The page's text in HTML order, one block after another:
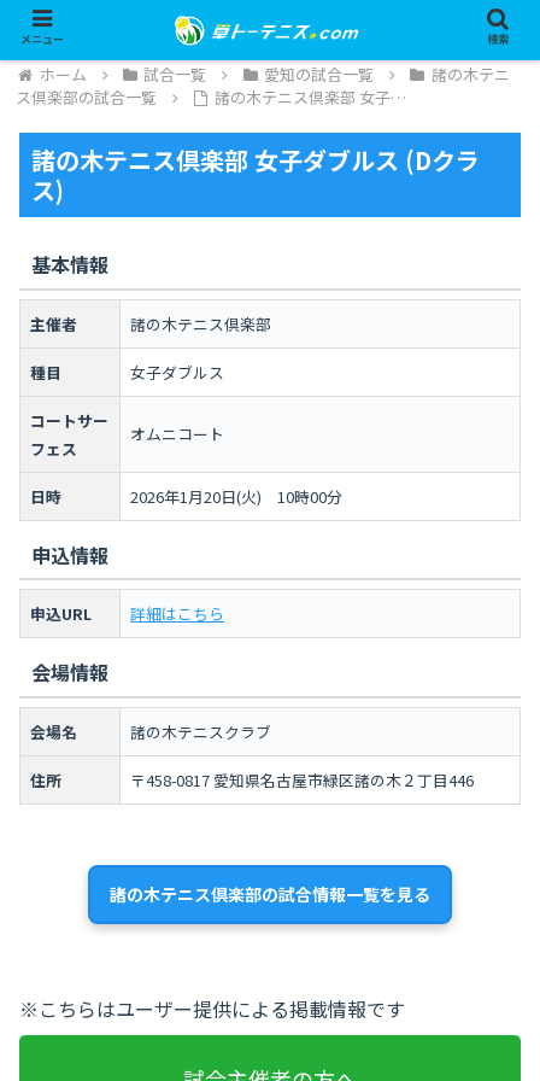
ホーム 試合一覧 愛知の試合一覧
諸の木テニ
ス倶楽部の試合一覧
諸の木テニス倶楽部 女子…
諸の木テニス倶楽部 女子ダブルス (Dクラ
ス)
基本情報
主催者 諸の木テニス倶楽部
種目 女子ダブルス
コートサー
フェス
オムニコート
日時 2026年1月20日(火) 10時00分
申込情報
申込URL 詳細はこちら
会場情報
会場名 諸の木テニスクラブ
住所 〒458-0817 愛知県名古屋市緑区諸の木２丁目446
諸の木テニス倶楽部の試合情報一覧を見る
※こちらはユーザー提供による掲載情報です
メニュー 検索